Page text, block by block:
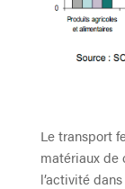
Le transport
matériaux de
l’activité